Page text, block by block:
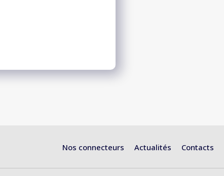
Nos connecteurs Actualités Contacts